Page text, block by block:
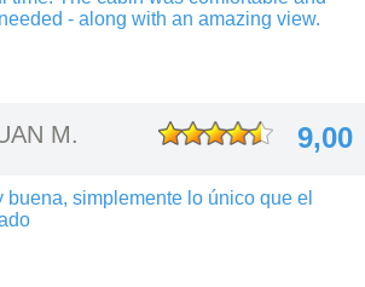
- along with an amazing view.
M. 9,00
buena, simplemente lo único que el